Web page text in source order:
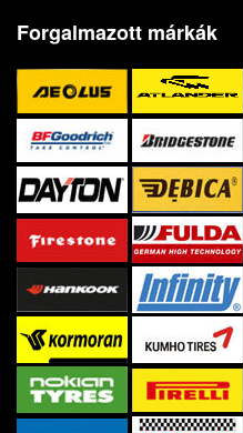
Forgalmazott márkák